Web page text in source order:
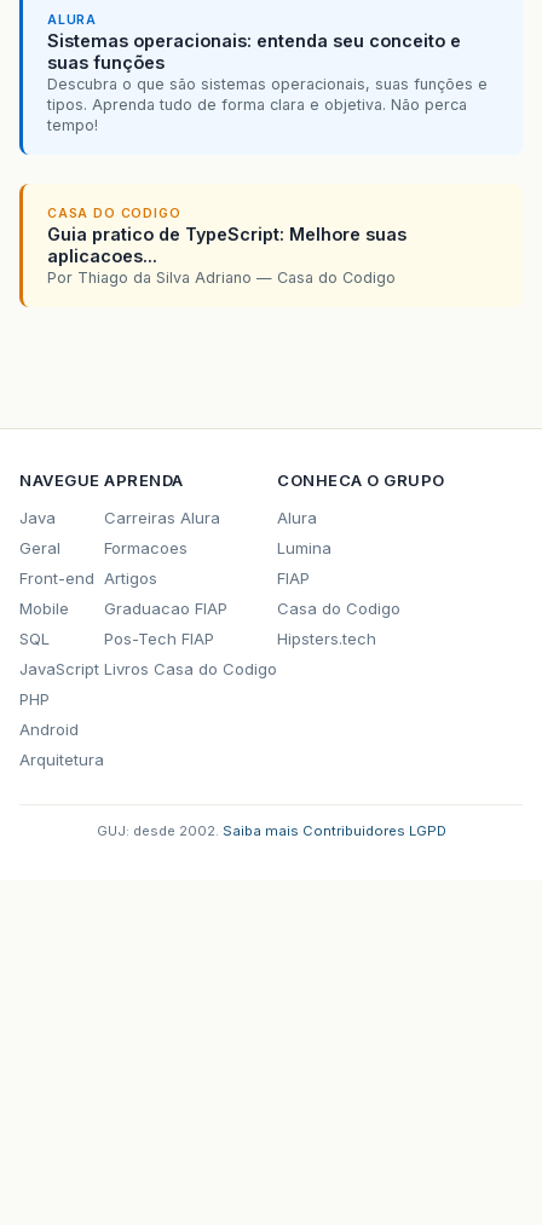
ALURA
Sistemas operacionais: entenda seu conceito e
suas funções
Descubra o que são sistemas operacionais, suas funções e
tipos. Aprenda tudo de forma clara e objetiva. Não perca
tempo!
CASA DO CODIGO
Guia pratico de TypeScript: Melhore suas
aplicacoes...
Por Thiago da Silva Adriano — Casa do Codigo
NAVEGUE
Java
Geral
Front-end
Mobile
SQL
JavaScript
PHP
Android
Arquitetura
APRENDA
Carreiras Alura
Formacoes
Artigos
Graduacao FIAP
Pos-Tech FIAP
Livros Casa do Codigo
CONHECA O GRUPO
Alura
Lumina
FIAP
Casa do Codigo
Hipsters.tech
GUJ: desde 2002. Saiba mais Contribuidores LGPD